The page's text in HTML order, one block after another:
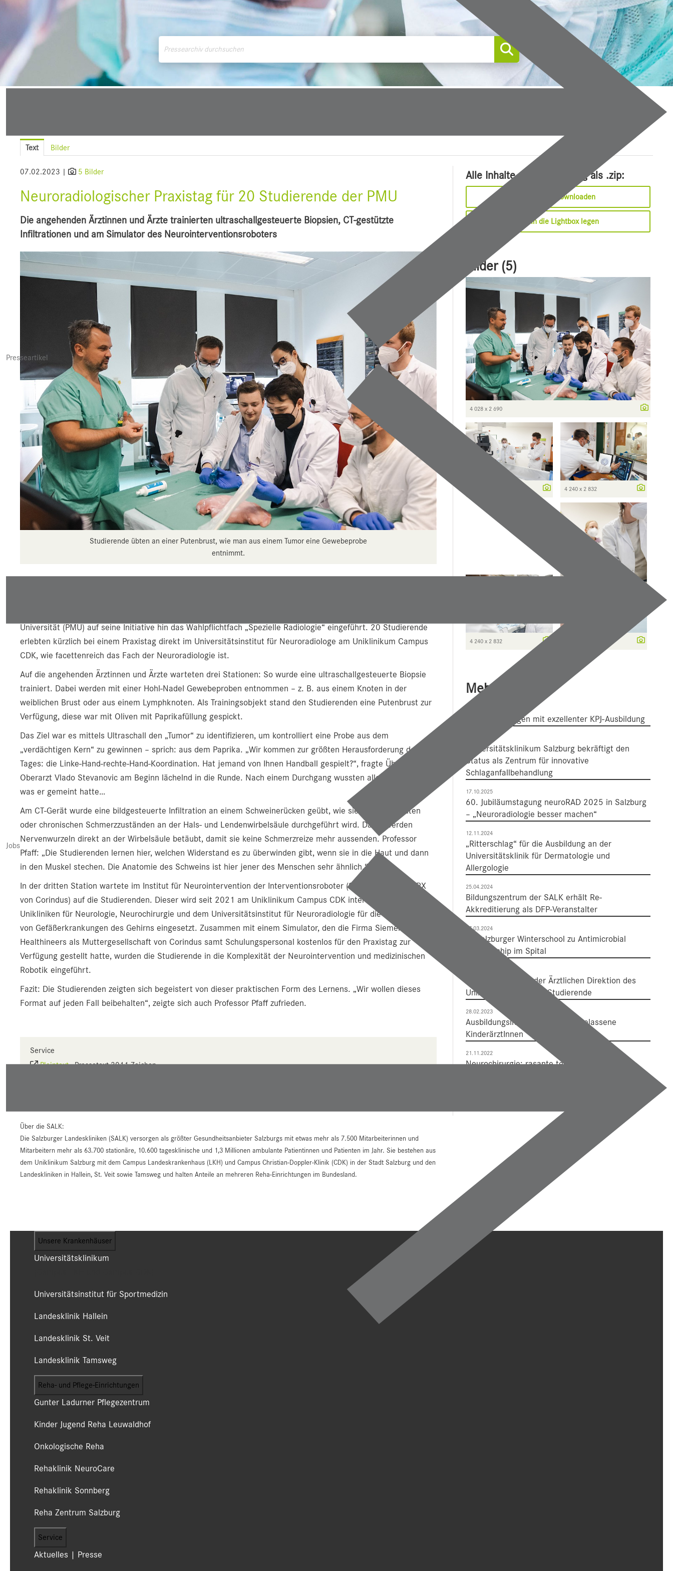
Presseartikel
Jobs
Text Bilder
07.02.2023 | 5 Bilder
Neuroradiologischer Praxistag für 20 Studierende der PMU
Die angehenden Ärztinnen und Ärzte trainierten ultraschallgesteuerte Biopsien, CT-gestützte
Infiltrationen und am Simulator des Neurointerventionsroboters
Studierende übten an einer Putenbrust, wie man aus einem Tumor eine Gewebeprobe
entnimmt.
Universität (PMU) auf seine Initiative hin das Wahlpflichtfach „Spezielle Radiologie“ eingeführt. 20 Studierende
erlebten kürzlich bei einem Praxistag direkt im Universitätsinstitut für Neuroradiologe am Uniklinikum Campus
CDK, wie facettenreich das Fach der Neuroradiologie ist.
Auf die angehenden Ärztinnen und Ärzte warteten drei Stationen: So wurde eine ultraschallgesteuerte Biopsie
trainiert. Dabei werden mit einer Hohl-Nadel Gewebeproben entnommen – z. B. aus einem Knoten in der
weiblichen Brust oder aus einem Lymphknoten. Als Trainingsobjekt stand den Studierenden eine Putenbrust zur
Verfügung, diese war mit Oliven mit Paprikafüllung gespickt.
Das Ziel war es mittels Ultraschall den „Tumor“ zu identifizieren, um kontrolliert eine Probe aus dem
„verdächtigen Kern“ zu gewinnen – sprich: aus dem Paprika. „Wir kommen zur größten Herausforderung des
Tages: die Linke-Hand-rechte-Hand-Koordination. Hat jemand von Ihnen Handball gespielt?“, fragte Übungsleiter
Oberarzt Vlado Stevanovic am Beginn lächelnd in die Runde. Nach einem Durchgang wussten alle Studierenden,
was er gemeint hatte…
Am CT-Gerät wurde eine bildgesteuerte Infiltration an einem Schweinerücken geübt, wie sie etwa bei akuten
oder chronischen Schmerzzuständen an der Hals- und Lendenwirbelsäule durchgeführt wird. Dabei werden
Nervenwurzeln direkt an der Wirbelsäule betäubt, damit sie keine Schmerzreize mehr aussenden. Professor
Pfaff: „Die Studierenden lernen hier, welchen Widerstand es zu überwinden gibt, wenn sie in die Haut und dann
in den Muskel stechen. Die Anatomie des Schweins ist hier jener des Menschen sehr ähnlich.“
In der dritten Station wartete im Institut für Neurointervention der Interventionsroboter (System CorPath GRX
von Corindus) auf die Studierenden. Dieser wird seit 2021 am Uniklinikum Campus CDK interdisziplinär von den
Unikliniken für Neurologie, Neurochirurgie und dem Universitätsinstitut für Neuroradiologie für die Behandlung
von Gefäßerkrankungen des Gehirns eingesetzt. Zusammen mit einem Simulator, den die Firma Siemens
Healthineers als Muttergesellschaft von Corindus samt Schulungspersonal kostenlos für den Praxistag zur
Verfügung gestellt hatte, wurden die Studierende in die Komplexität der Neurointervention und medizinischen
Robotik eingeführt.
Fazit: Die Studierenden zeigten sich begeistert von dieser praktischen Form des Lernens. „Wir wollen dieses
Format auf jeden Fall beibehalten“, zeigte sich auch Professor Pfaff zufrieden.
Service
Plaintext-Pressetext 3011 Zeichen
Über die SALK:
Die Salzburger Landeskliniken (SALK) versorgen als größter Gesundheitsanbieter Salzburgs mit etwas mehr als 7.500 Mitarbeiterinnen und
Mitarbeitern mehr als 63.700 stationäre, 10.600 tagesklinische und 1,3 Millionen ambulante Patientinnen und Patienten im Jahr. Sie bestehen aus
dem Uniklinikum Salzburg mit dem Campus Landeskrankenhaus (LKH) und Campus Christian-Doppler-Klinik (CDK) in der Stadt Salzburg und den
Landeskliniken in Hallein, St. Veit sowie Tamsweg und halten Anteile an mehreren Reha-Einrichtungen im Bundesland.
Alle Inhalte dieser Meldung als .zip:
Sofort downloaden
In die Lightbox legen
Bilder (5)
4 028 x 2 690
4 240 x 2 832
4 240 x 2 832
Mehr Dazu
SALK überzeugen mit exzellenter KPJ-Ausbildung
Universitätsklinikum Salzburg bekräftigt den
Status als Zentrum für innovative
Schlaganfallbehandlung
17.10.2025
60. Jubiläumstagung neuroRAD 2025 in Salzburg
– „Neuroradiologie besser machen“
12.11.2024
„Ritterschlag“ für die Ausbildung an der
Universitätsklinik für Dermatologie und
Allergologie
25.04.2024
Bildungszentrum der SALK erhält Re-
Akkreditierung als DFP-Veranstalter
07.03.2024
8. Salzburger Winterschool zu Antimicrobial
Stewardship im Spital
Neujahrsempfang der Ärztlichen Direktion des
Uniklinikums für PMU-Studierende
28.02.2023
Ausbildungsinitiative für niedergelassene
KinderärztInnen
21.11.2022
Neurochirurgie: rasante technologische
Unsere Krankenhäuser
Universitätsklinikum
Universitätsinstitut für Sportmedizin
Landesklinik Hallein
Landesklinik St. Veit
Landesklinik Tamsweg
Reha- und Pflege-Einrichtungen
Gunter Ladurner Pflegezentrum
Kinder Jugend Reha Leuwaldhof
Onkologische Reha
Rehaklinik NeuroCare
Rehaklinik Sonnberg
Reha Zentrum Salzburg
Service
Aktuelles | Presse